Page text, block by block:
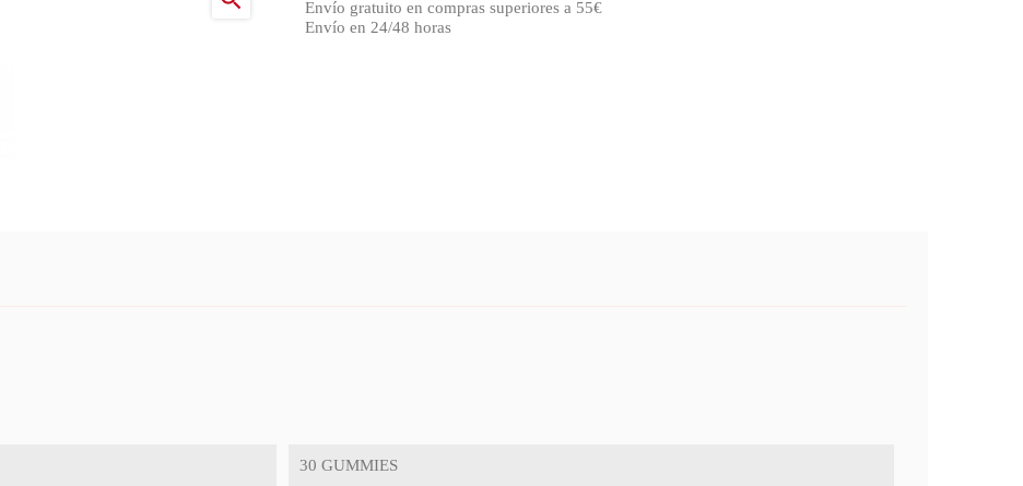
Envío gratuito en compras superiores a 55€
Envío en 24/48 horas
30 GUMMIES